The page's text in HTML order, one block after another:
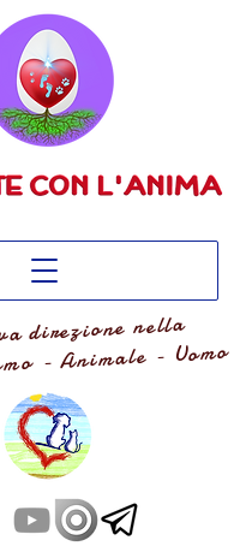
direzione nella
- Animale - Uomo